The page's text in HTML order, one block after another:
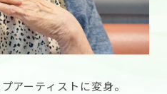
アーティストに変身。